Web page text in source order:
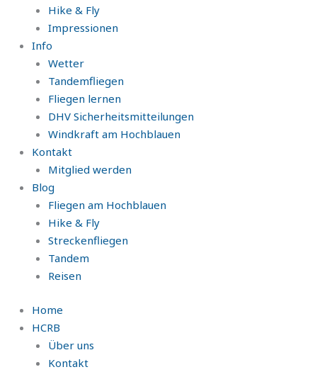
Hike & Fly
Impressionen
Info
Wetter
Tandemfliegen
Fliegen lernen
DHV Sicherheitsmitteilungen
Windkraft am Hochblauen
Kontakt
Mitglied werden
Blog
Fliegen am Hochblauen
Hike & Fly
Streckenfliegen
Tandem
Reisen
Home
HCRB
Über uns
Kontakt